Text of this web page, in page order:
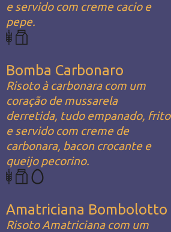
e servido com creme cacio e
pepe.
Bomba Carbonaro
Risoto à carbonara com um
coração de mussarela
derretida, tudo empanado, frito
e servido com creme de
carbonara, bacon crocante e
queijo pecorino.
Amatriciana Bombolotto
Risoto Amatriciana com um